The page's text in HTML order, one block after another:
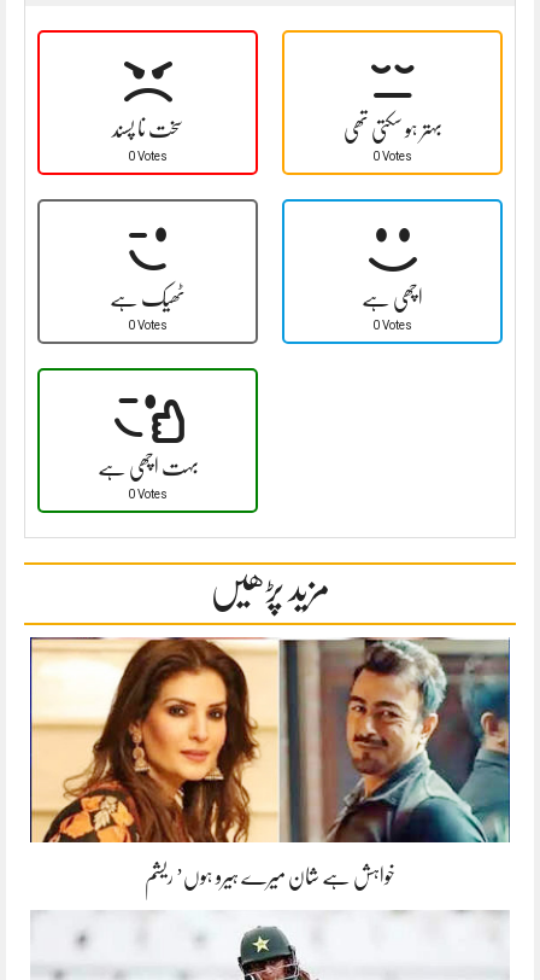
سخت نا پسند
0 Votes
بہتر ہو سکتی تھی
0 Votes
ٹھیک ہے
0 Votes
اچھی ہے
0 Votes
بہت اچھی ہے
0 Votes
مزید پڑھیں
خواہش ہے شان میرے ہیرو ہوں’ ریشم